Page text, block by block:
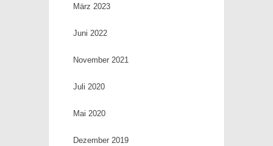
März 2023
Juni 2022
November 2021
Juli 2020
Mai 2020
Dezember 2019